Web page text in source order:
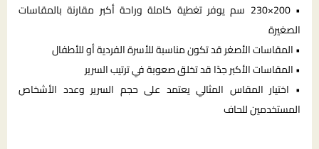
• 200×230 سم يوفر تغطية كاملة وراحة أكبر مقارنة بالمقاسات
الصغيرة
• المقاسات الأصغر قد تكون مناسبة للأسرة الفردية أو للأطفال
• المقاسات الأكبر جدًا قد تخلق صعوبة في ترتيب السرير
• اختيار المقاس المثالي يعتمد على حجم السرير وعدد الأشخاص
المستخدمين للحاف